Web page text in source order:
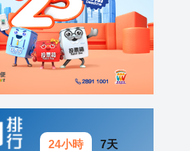
24小時 7天